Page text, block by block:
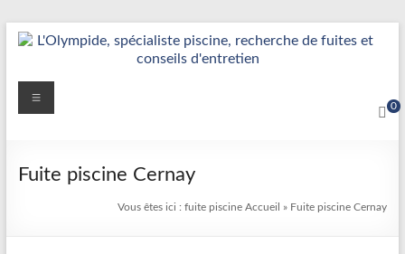
Aller
au
Détection
Réparation
Fuite
0
Menu
Fuite piscine Cernay
Vous êtes ici : fuite piscineAccueil » Fuite piscine Cernay